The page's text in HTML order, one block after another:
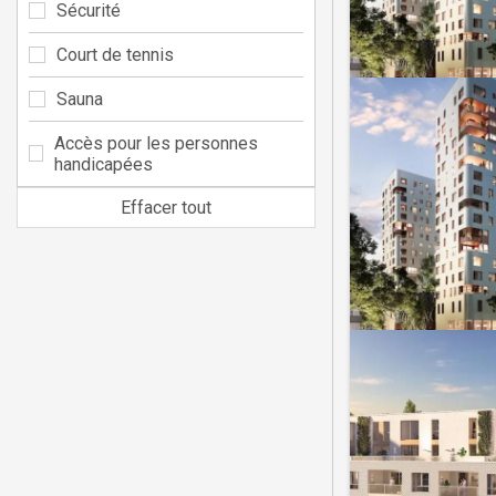
Sécurité
Court de tennis
Sauna
Accès pour les personnes
handicapées
Effacer tout